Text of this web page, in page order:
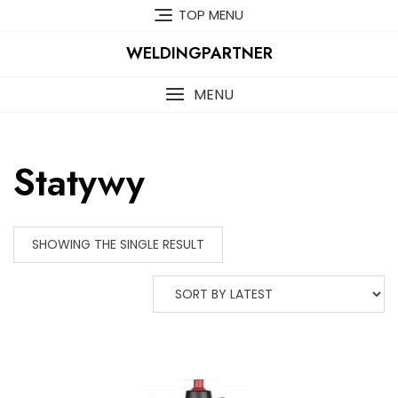
TOP MENU
WELDINGPARTNER
MENU
Statywy
SHOWING THE SINGLE RESULT